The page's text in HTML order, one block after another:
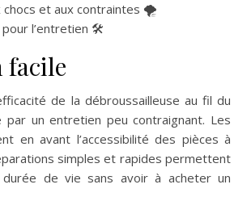
chocs et aux contraintes 🌪️
pour l’entretien 🛠️
facile
de la débroussailleuse au fil du
un entretien peu contraignant. Les
en avant l’accessibilité des pièces à
simples et rapides permettent
de vie sans avoir à acheter un